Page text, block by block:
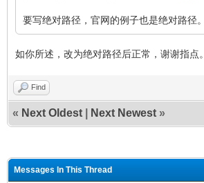
要写绝对路径，官网的例子也是绝对路径。
如你所述，改为绝对路径后正常，谢谢指点。
Find
« Next Oldest Next Newest »
Messages In This Thread